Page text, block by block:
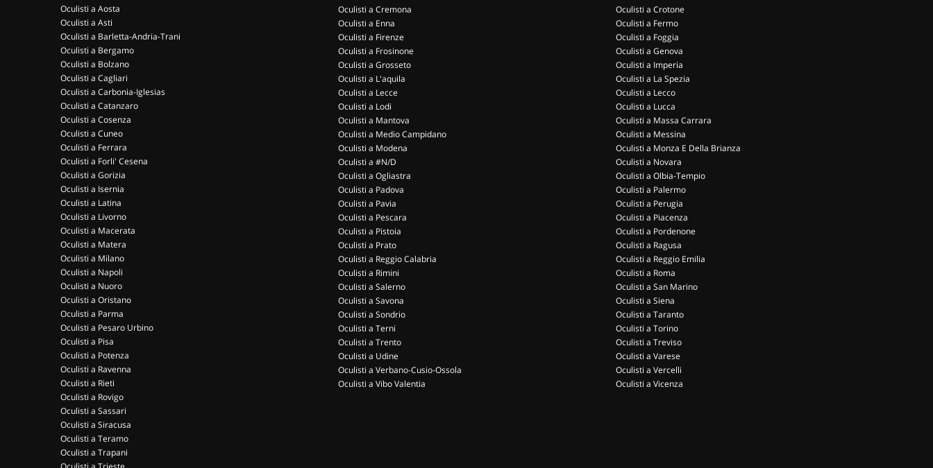
Oculisti a Aosta
Oculisti a Asti
Oculisti a Barletta-Andria-Trani
Oculisti a Bergamo
Oculisti a Bolzano
Oculisti a Cagliari
Oculisti a Carbonia-Iglesias
Oculisti a Catanzaro
Oculisti a Cosenza
Oculisti a Cuneo
Oculisti a Ferrara
Oculisti a Forli' Cesena
Oculisti a Gorizia
Oculisti a Isernia
Oculisti a Latina
Oculisti a Livorno
Oculisti a Macerata
Oculisti a Matera
Oculisti a Milano
Oculisti a Napoli
Oculisti a Nuoro
Oculisti a Oristano
Oculisti a Parma
Oculisti a Pesaro Urbino
Oculisti a Pisa
Oculisti a Potenza
Oculisti a Ravenna
Oculisti a Rieti
Oculisti a Rovigo
Oculisti a Sassari
Oculisti a Siracusa
Oculisti a Teramo
Oculisti a Trapani
Oculisti a Cremona
Oculisti a Enna
Oculisti a Firenze
Oculisti a Frosinone
Oculisti a Grosseto
Oculisti a L'aquila
Oculisti a Lecce
Oculisti a Lodi
Oculisti a Mantova
Oculisti a Medio Campidano
Oculisti a Modena
Oculisti a #N/D
Oculisti a Ogliastra
Oculisti a Padova
Oculisti a Pavia
Oculisti a Pescara
Oculisti a Pistoia
Oculisti a Prato
Oculisti a Reggio Calabria
Oculisti a Rimini
Oculisti a Salerno
Oculisti a Savona
Oculisti a Sondrio
Oculisti a Terni
Oculisti a Trento
Oculisti a Udine
Oculisti a Verbano-Cusio-Ossola
Oculisti a Vibo Valentia
Oculisti a Crotone
Oculisti a Fermo
Oculisti a Foggia
Oculisti a Genova
Oculisti a Imperia
Oculisti a La Spezia
Oculisti a Lecco
Oculisti a Lucca
Oculisti a Massa Carrara
Oculisti a Messina
Oculisti a Monza E Della Brianza
Oculisti a Novara
Oculisti a Olbia-Tempio
Oculisti a Palermo
Oculisti a Perugia
Oculisti a Piacenza
Oculisti a Pordenone
Oculisti a Ragusa
Oculisti a Reggio Emilia
Oculisti a Roma
Oculisti a San Marino
Oculisti a Siena
Oculisti a Taranto
Oculisti a Torino
Oculisti a Treviso
Oculisti a Varese
Oculisti a Vercelli
Oculisti a Vicenza